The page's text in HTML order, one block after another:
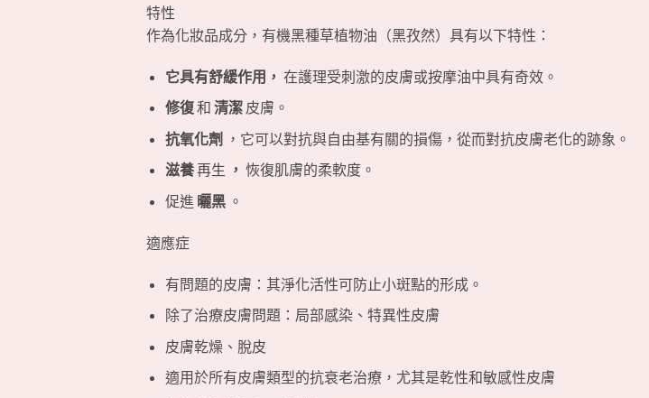
特性
作為化妝品成分，有機黑種草植物油（黑孜然）具有以下特性：
它具有舒緩作用， 在護理受刺激的皮膚或按摩油中具有奇效。
修復和 清潔 皮膚。
抗氧化劑
，它可以對抗與自由基有關的損傷，從而對抗皮膚老化的跡象。
滋養再生 ， 恢復肌膚的柔軟度。
促進 曬黑 。
適應症
有問題的皮膚：其淨化活性可防止小斑點的形成。
除了治療皮膚問題：局部感染、特異性皮膚
皮膚乾燥、脫皮
適用於所有皮膚類型的抗衰老治療，尤其是乾性和敏感性皮膚